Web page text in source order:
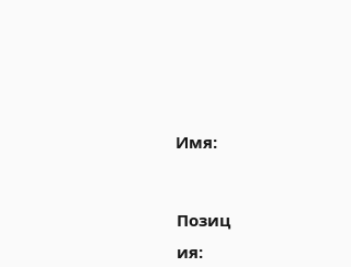
Имя:
Позиц
ия: